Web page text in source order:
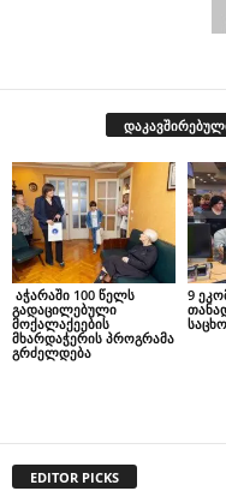
აჭარაში 100 წელს
გადაცილებული
მოქალაქეების
მხარდაჭერის პროგრამა
გრძელდება
9
EDITOR PICKS